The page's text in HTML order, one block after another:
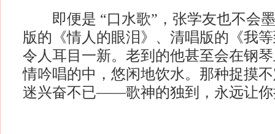
即便是 “口水歌”，张学友也不会墨
版的《情人的眼泪》、清唱版的《我
令人耳目一新。老到的他甚至会在钢
情吟唱的中，悠闲地饮水。那种捉摸
迷兴奋不已——歌神的独到，永远让你